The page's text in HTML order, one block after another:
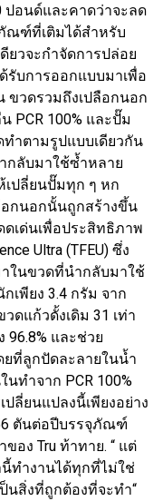
ปอนด์และคาดว่าจะลด
ณฑ์ที่เติมได้สำหรับ
ดียวจะกำจัดการปล่อย
รับการออกแบบมาเพื่อ
ขวดรวมถึงเปลือกนอก
PCR 100% และปั๊ม
ำตามรูปแบบเดียวกัน
กลับมาใช้ซ้ำหลาย
เปลี่ยนปั๊มทุก ๆ หก
กนอกนั้นถูกสร้างขึ้น
เด่นเพื่อประสิทธิภาพ
Ultra (TFEU) ซึ่ง
ในขวดที่นำกลับมาใช้
เพียง 3.4 กรัม จาก
ดแก้วดั้งเดิม 31 เท่า
และช่วย
ที่ลูกปัดละลายในน้ำ
นทำจาก PCR 100%
ลี่ยนแปลงนี้เพียงอย่าง
ตันต่อปีบรรจุภัณฑ์
อง Tru ท้าทาย. “ แต่
นี้ทำงานได้ทุกที่ไม่ใช่
นสิ่งที่ถูกต้องที่จะทำ“